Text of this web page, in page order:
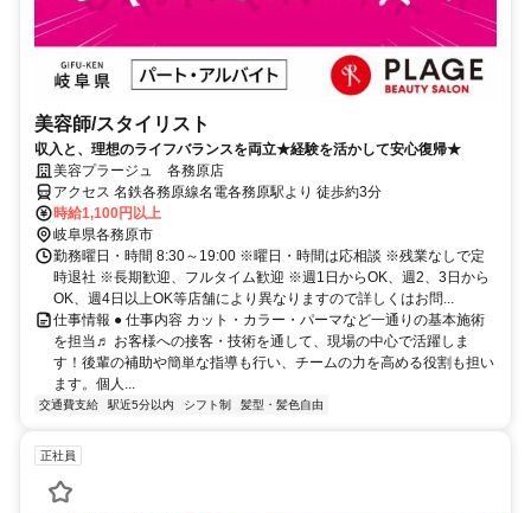
美容師/スタイリスト
収入と、理想のライフバランスを両立★経験を活かして安心復帰★
美容プラージュ 各務原店
アクセス 名鉄各務原線名電各務原駅より 徒歩約3分
時給1,100円以上
岐阜県各務原市
勤務曜日・時間 8:30～19:00 ※曜日・時間は応相談 ※残業なしで定
時退社 ※長期歓迎、フルタイム歓迎 ※週1日からOK、週2、3日から
OK、週4日以上OK等店舗により異なりますので詳しくはお問...
仕事情報 ● 仕事内容 カット・カラー・パーマなど一通りの基本施術
を担当♬ お客様への接客・技術を通して、現場の中心で活躍しま
す！後輩の補助や簡単な指導も行い、チームの力を高める役割も担い
ます。個人...
交通費支給 駅近5分以内 シフト制 髪型・髪色自由
正社員